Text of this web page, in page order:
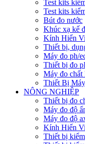
Test kits
Test kits
Bút đo nước
Khúc xạ kế
Kính Hiển Vi
Thiết bị,
Máy đo ph/
Thiết bị đo
Máy đo chất
Thiết Bị
NÔNG NGHIỆP
Thiết bị đo
Máy đo độ
Máy đo độ
Kính Hiển
Thiết bị